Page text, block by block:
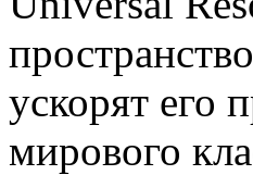
ускорят его
мирового